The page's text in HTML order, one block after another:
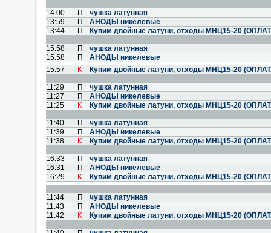
14:00 П
чушка латунная
13:59
П
АНОДЫ никелевые
13:44
П Купим двойные латуни, отходы МНЦ15-20
15:58 П
чушка латунная
15:58
П
АНОДЫ никелевые
15:57
K Купим двойные латуни, отходы МНЦ15-20
11:29 П
чушка латунная
11:27
П
АНОДЫ никелевые
11:25
K Купим двойные латуни, отходы МНЦ15-20
11:40 П
чушка латунная
11:39
П
АНОДЫ никелевые
11:38
K Купим двойные латуни, отходы МНЦ15-20
16:33 П
чушка латунная
16:31
П
АНОДЫ никелевые
16:29
K Купим двойные латуни, отходы МНЦ15-20
11:44 П
чушка латунная
11:43
П
АНОДЫ никелевые
11:42
K Купим двойные латуни, отходы МНЦ15-20